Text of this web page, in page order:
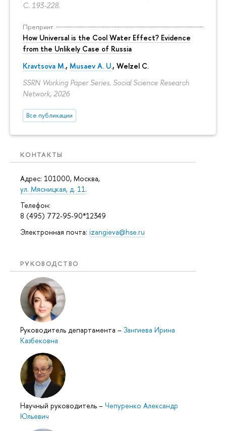
С. 193-228.
Препринт
How Universal is the Cool Water Effect? Evidence
from the Unlikely Case of Russia
Kravtsova M., Musaev A. U., Welzel C.
SSRN Working Paper Series. Social Science Research
Network, 2026
Все публикации
КОНТАКТЫ
Адрес: 101000, Москва,
ул. Мясницкая, д. 11.
Телефон:
8 (495) 772-95-90*12349
Электронная почта: izangieva@hse.ru
РУКОВОДСТВО
Руководитель департамента – Зангиева Ирина
Казбековна
Научный руководитель – Чепуренко Александр
Юльевич